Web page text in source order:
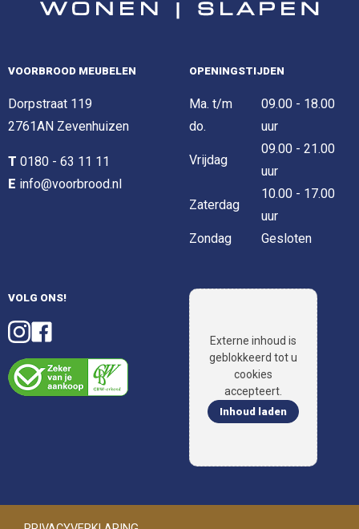
VOORBROOD MEUBELEN
Dorpstraat 119
2761AN Zevenhuizen
T 0180 - 63 11 11
E info@voorbrood.nl
OPENINGSTIJDEN
Ma. t/m
do.
09.00 - 18.00
uur
Vrijdag
09.00 - 21.00
uur
Zaterdag
10.00 - 17.00
uur
Zondag
Gesloten
VOLG ONS!
Externe inhoud is
geblokkeerd tot u
cookies
accepteert.
Inhoud laden